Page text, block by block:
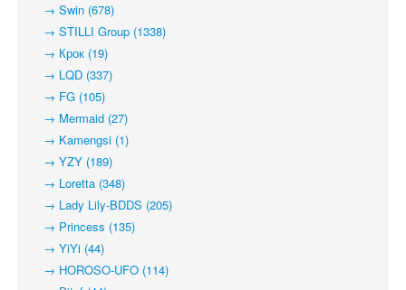
→ Swin (678)
→ STILLI Group (1338)
→ Крок (19)
→ LQD (337)
→ FG (105)
→ Mermaid (27)
→ Kamengsi (1)
→ YZY (189)
→ Loretta (348)
→ Lady Lily-BDDS (205)
→ Princess (135)
→ YiYi (44)
→ HOROSO-UFO (114)